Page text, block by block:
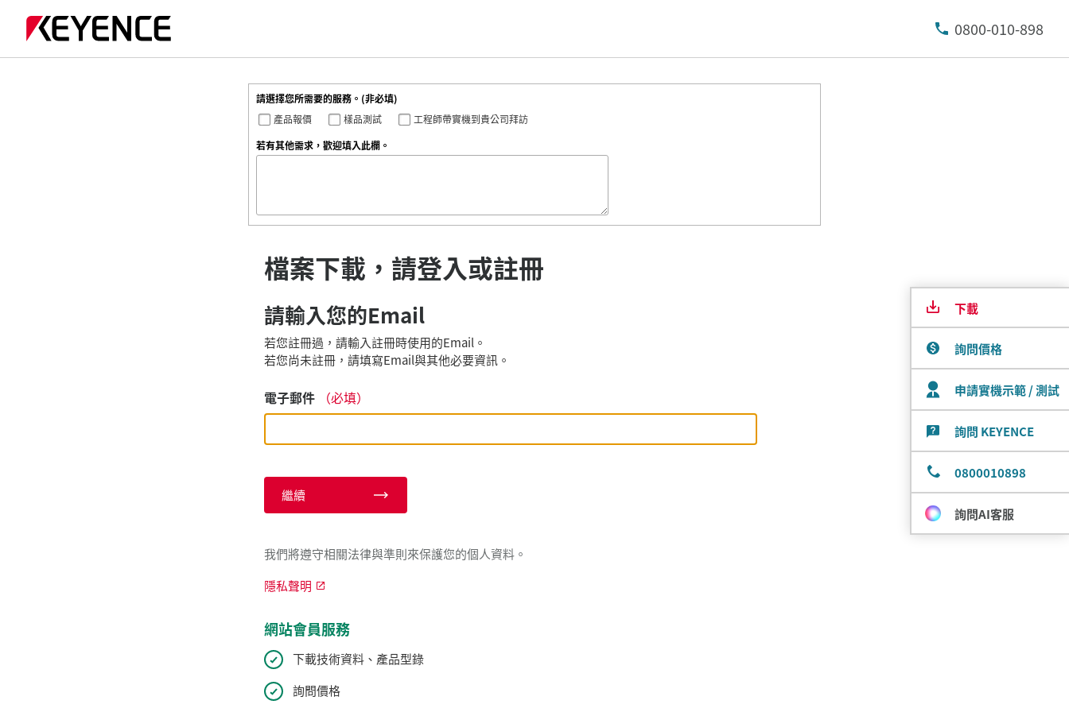
0800-010-898
請選擇您所需要的服務。(非必填)
產品報價
樣品測試
工程師帶實機到貴公司拜訪
若有其他需求，歡迎填入此欄。
檔案下載，請登入或註冊
請輸入您的Email
若您註冊過，請輸入註冊時使用的Email。
若您尚未註冊，請填寫Email與其他必要資訊。
電子郵件 （必填）
繼續
我們將遵守相關法律與準則來保護您的個人資料。
隱私聲明
網站會員服務
下載技術資料、產品型錄
詢問價格
下載
詢問價格
申請實機示範 / 測試
詢問 KEYENCE
0800010898
詢問AI客服